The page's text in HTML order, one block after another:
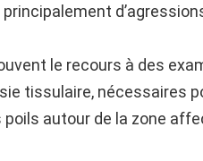
le recours à des
tissulaire, nécessaires
autour de la zone